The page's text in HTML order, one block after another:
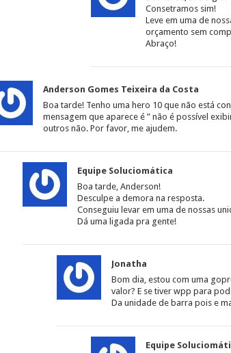
Consetramos sim!
Leve em uma de
orçamento sem
Abraço!
Anderson Gomes Teixeira da Costa
Boa tarde! Tenho uma hero 10 que não está
mensagem que aparece é ” não é possível
outros não. Por favor, me ajudem.
Equipe Soluciomática
Boa tarde, Anderson!
Desculpe a demora na resposta.
Conseguiu levar em uma de nossas
Dá uma ligada pra gente!
Jonatha
Bom dia, estou com uma
valor? E se tiver wpp para
Da unidade de barra pois e
Equipe